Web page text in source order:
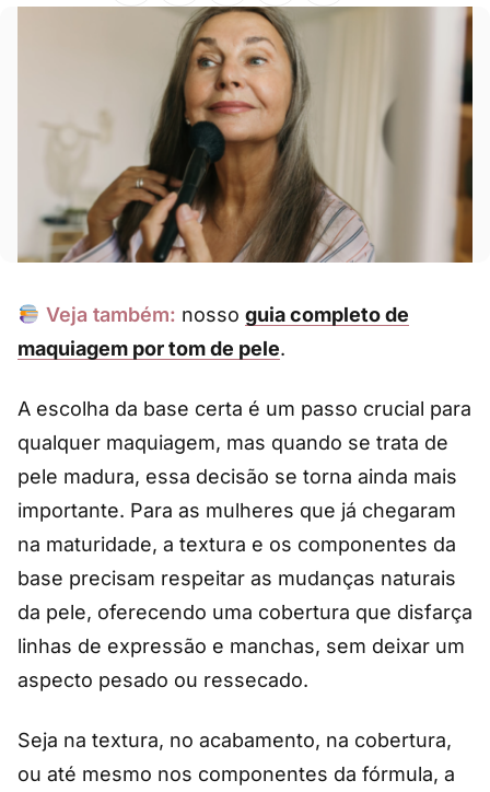
Veja também: nosso guia completo de
maquiagem por tom de pele.
A escolha da base certa é um passo crucial para
qualquer maquiagem, mas quando se trata de
pele madura, essa decisão se torna ainda mais
importante. Para as mulheres que já chegaram
na maturidade, a textura e os componentes da
base precisam respeitar as mudanças naturais
da pele, oferecendo uma cobertura que disfarça
linhas de expressão e manchas, sem deixar um
aspecto pesado ou ressecado.
Seja na textura, no acabamento, na cobertura,
ou até mesmo nos componentes da fórmula, a